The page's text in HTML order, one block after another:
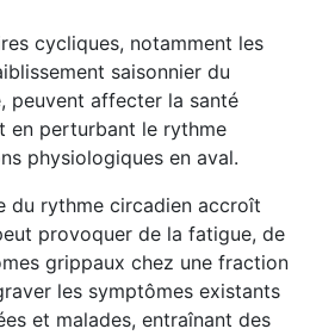
cycliques, notamment les
saisonnier du
peuvent affecter la santé
en perturbant le rythme
physiologiques en aval.
du rythme circadien accroît
provoquer de la fatigue, de
grippaux chez une fraction
les symptômes existants
et malades, entraînant des